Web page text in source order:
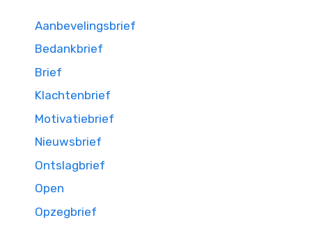
Aanbevelingsbrief
Bedankbrief
Brief
Klachtenbrief
Motivatiebrief
Nieuwsbrief
Ontslagbrief
Open
Opzegbrief